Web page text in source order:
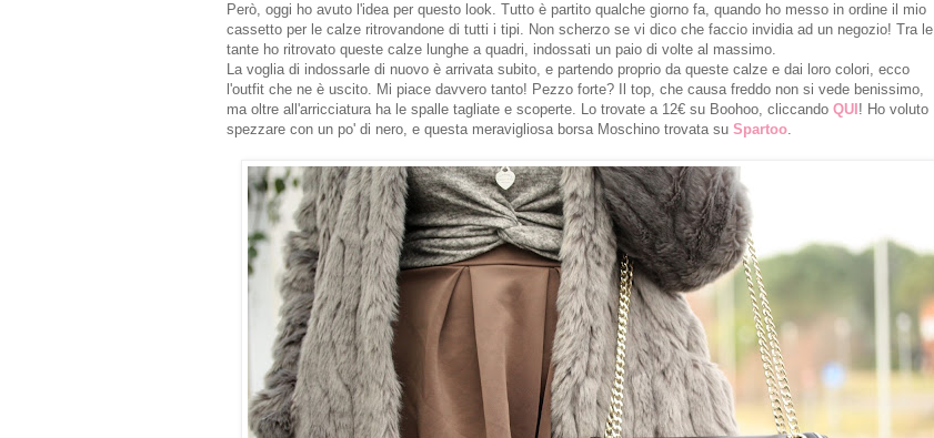
Però, oggi ho avuto l'idea per questo look. Tutto è partito qualche giorno fa, quando ho messo in ordine il mio
cassetto per le calze ritrovandone di tutti i tipi. Non scherzo se vi dico che faccio invidia ad un negozio! Tra le
tante ho ritrovato queste calze lunghe a quadri, indossati un paio di volte al massimo.
La voglia di indossarle di nuovo è arrivata subito, e partendo proprio da queste calze e dai loro colori, ecco
l'outfit che ne è uscito. Mi piace davvero tanto! Pezzo forte? Il top, che causa freddo non si vede benissimo,
ma oltre all'arricciatura ha le spalle tagliate e scoperte. Lo trovate a 12€ su Boohoo, cliccando QUI ! Ho voluto
spezzare con un po' di nero, e questa meravigliosa borsa Moschino trovata su Spartoo.